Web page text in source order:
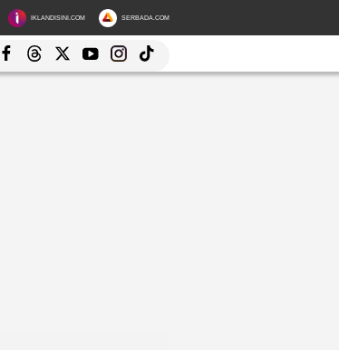
IKLANDISINI.COM SERBADA.COM